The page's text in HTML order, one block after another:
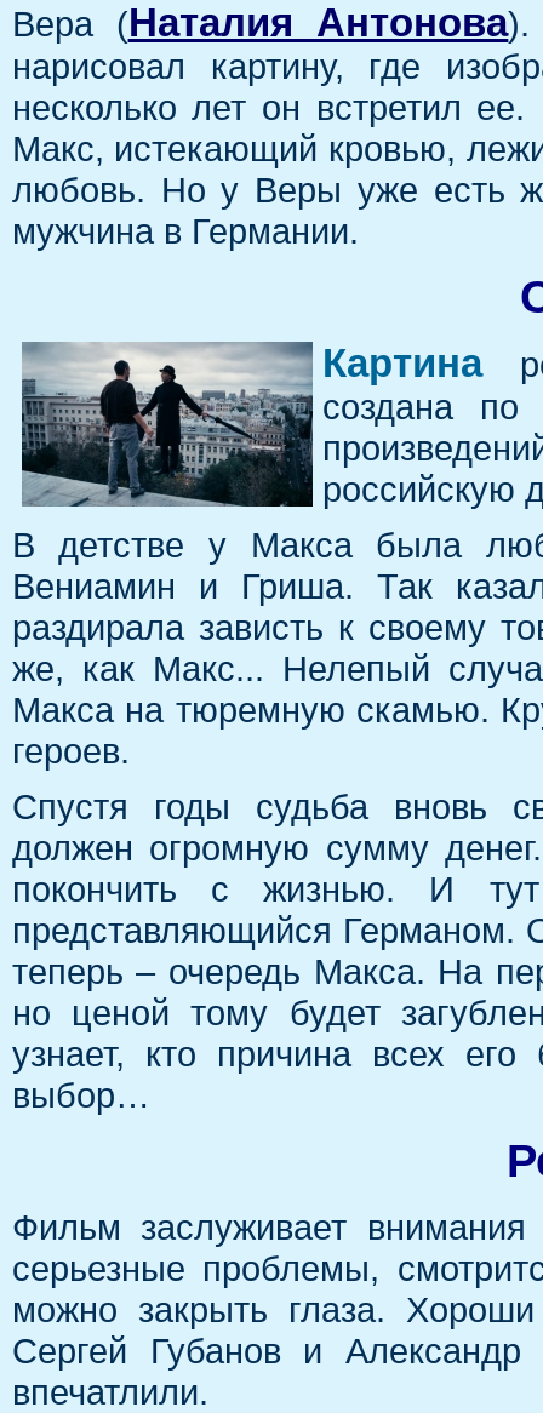
Вера (Наталия Антонова).
нарисовал картину, где
несколько лет он встретил
Макс, истекающий кровью,
любовь. Но у Веры уже есть
мужчина в Германии.
Картина
создана по
российскую
В детстве у Макса была
Вениамин и Гриша. Так
раздирала зависть к своему
же, как Макс... Нелепый
Макса на тюремную скамью.
героев.
Спустя годы судьба вновь
должен огромную сумму
покончить с жизнью. И тут
представляющийся Германом.
теперь – очередь Макса. На
но ценой тому будет
узнает, кто причина всех
выбор…
Фильм заслуживает
серьезные проблемы,
можно закрыть глаза.
Сергей Губанов и
впечатлили.